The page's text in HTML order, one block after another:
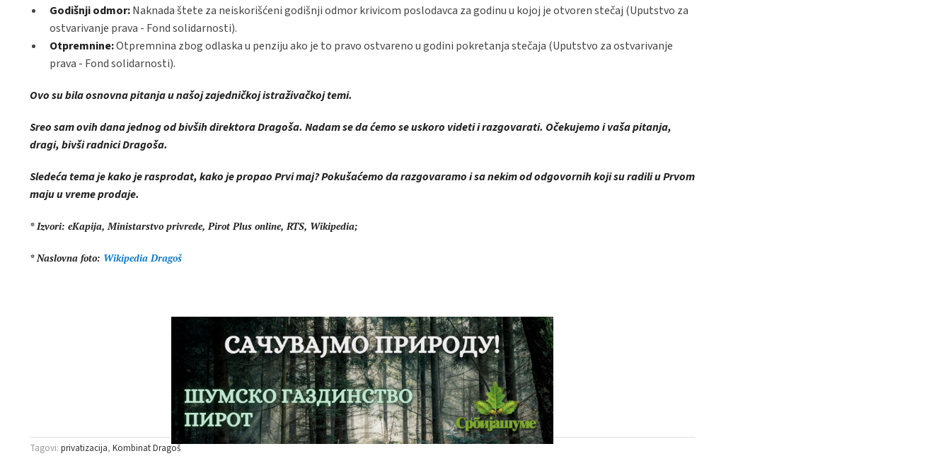
Godišnji odmor:Naknada štete za neiskorišćeni godišnji odmor krivicom poslodavca za godinu u kojoj je otvoren stečaj (Uputstvo za
ostvarivanje prava - Fond solidarnosti).
Otpremnine:Otpremnina zbog odlaska u penziju ako je to pravo ostvareno u godini pokretanja stečaja (Uputstvo za ostvarivanje
prava - Fond solidarnosti).
Ovo su bila osnovna pitanja u našoj zajedničkoj istraživačkoj temi.
Sreo sam ovih dana jednog od bivših direktora Dragoša. Nadam se da ćemo se uskoro videti i razgovarati. Očekujemo i vaša pitanja,
dragi, bivši radnici Dragoša.
Sledeća tema je kako je rasprodat, kako je propao Prvi maj? Pokušaćemo da razgovaramo i sa nekim od odgovornih koji su radili u Prvom
maju u vreme prodaje.
* Izvori: eKapija, Ministarstvo privrede, Pirot Plus online, RTS, Wikipedia;
* Naslovna foto: Wikipedia Dragoš
Tagovi: privatizacija Kombinat Dragoš